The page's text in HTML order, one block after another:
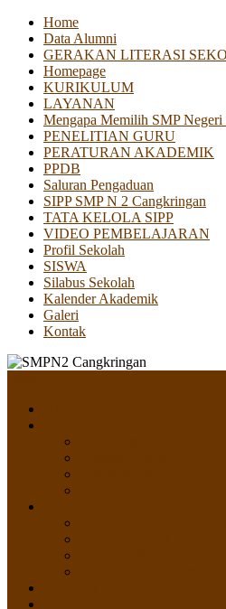
Home
Data Alumni
GERAKAN LITERASI
Homepage
KURIKULUM
LAYANAN
Mengapa Memilih SMP Negeri
PENELITIAN GURU
PERATURAN AKADEMIK
PPDB
Saluran Pengaduan
SIPP SMP N 2 Cangkringan
TATA KELOLA SIPP
VIDEO PEMBELAJARAN
Profil Sekolah
SISWA
Silabus Sekolah
Kalender Akademik
Galeri
Kontak